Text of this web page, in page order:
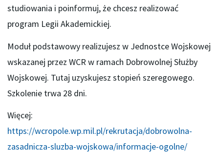
studiowania i poinformuj, że chcesz realizować
program Legii Akademickiej.
Moduł podstawowy realizujesz w Jednostce Wojskowej
wskazanej przez WCR w ramach Dobrowolnej Służby
Wojskowej. Tutaj uzyskujesz stopień szeregowego.
Szkolenie trwa 28 dni.
Więcej:
https://wcropole.wp.mil.pl/rekrutacja/dobrowolna-
zasadnicza-sluzba-wojskowa/informacje-ogolne/